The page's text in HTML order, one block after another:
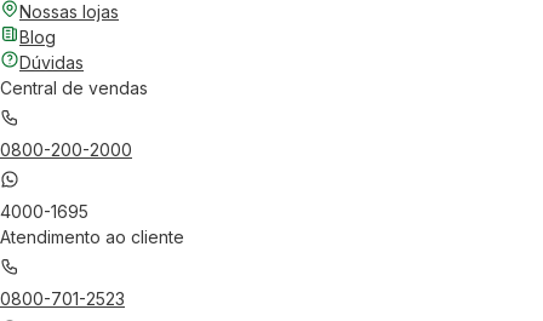
Nossas lojas
Blog
Dúvidas
Central de vendas
0800-200-2000
4000-1695
Atendimento ao cliente
0800-701-2523